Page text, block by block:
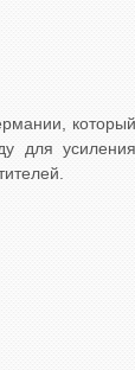
который
для усиления